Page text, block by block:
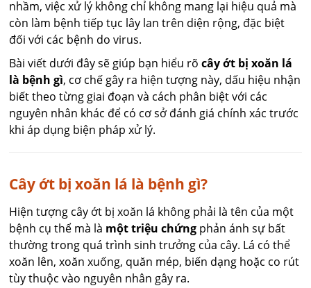
nhầm, việc xử lý không chỉ không mang lại hiệu quả mà
còn làm bệnh tiếp tục lây lan trên diện rộng, đặc biệt
đối với các bệnh do virus.
Bài viết dưới đây sẽ giúp bạn hiểu rõcây ớt bị xoăn lá
là bệnh gì, cơ chế gây ra hiện tượng này, dấu hiệu nhận
biết theo từng giai đoạn và cách phân biệt với các
nguyên nhân khác để có cơ sở đánh giá chính xác trước
khi áp dụng biện pháp xử lý.
Cây ớt bị xoăn lá là bệnh gì?
Hiện tượng cây ớt bị xoăn lá không phải là tên của một
bệnh cụ thể mà là một triệu chứng phản ánh sự bất
thường trong quá trình sinh trưởng của cây. Lá có thể
xoăn lên, xoăn xuống, quăn mép, biến dạng hoặc co rút
tùy thuộc vào nguyên nhân gây ra.